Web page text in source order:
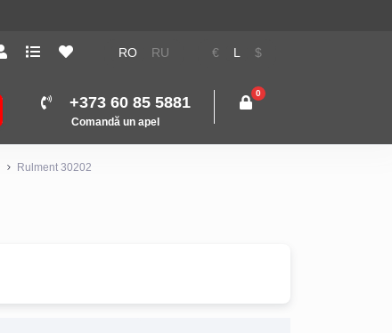
RO RU € L $
+373 60 85 5881
Comandă un apel
0
Rulment 30202